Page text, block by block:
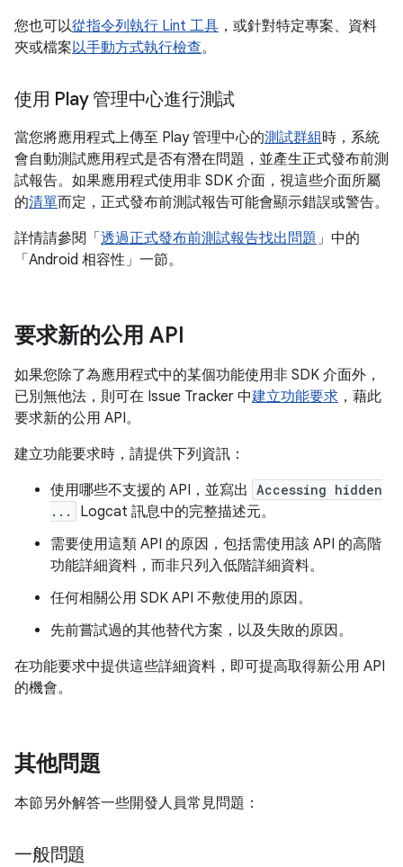
您也可以從指令列執行 Lint 工具 ，或針對特定專案、資料
夾或檔案以手動方式執行檢查。
使用 Play 管理中心進行測試
當您將應用程式上傳至 Play 管理中心的測試群組時，系統
會自動測試應用程式是否有潛在問題，並產生正式發布前測
試報告。如果應用程式使用非 SDK 介面，視這些介面所屬
的清單而定，正式發布前測試報告可能會顯示錯誤或警告。
詳情請參閱「 透過正式發布前測試報告找出問題」中的
「Android 相容性」一節。
要求新的公用 API
如果您除了為應用程式中的某個功能使用非 SDK 介面外，
已別無他法，則可在 Issue Tracker 中建立功能要求 ，藉此
要求新的公用 API。
建立功能要求時，請提供下列資訊：
使用哪些不支援的 API，並寫出 Accessing hidden
...
Logcat 訊息中的完整描述元。
需要使用這類 API 的原因，包括需使用該 API 的高階
功能詳細資料，而非只列入低階詳細資料。
任何相關公用 SDK API 不敷使用的原因。
先前嘗試過的其他替代方案，以及失敗的原因。
在功能要求中提供這些詳細資料，即可提高取得新公用 API
的機會。
其他問題
本節另外解答一些開發人員常見問題：
一般問題